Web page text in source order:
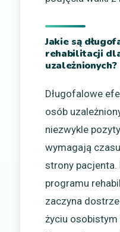
Jakie są
rehabilitacji
uzależnionych?
Długofalowe
osób
niezwykle
wymagają
strony pacjenta.
programu
zaczyna
życiu